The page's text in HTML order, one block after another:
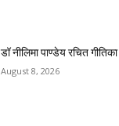
डॉ नीलिमा पाण्डेय रचित गीतिका
August 8, 2026